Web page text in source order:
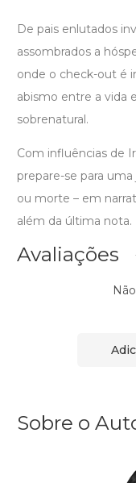
De pais enlutados
assombrados a
onde o check-out é
abismo entre a vida
sobrenatural.
Com influências de
prepare-se para
ou morte – em
além da última nota.
Avaliações
Sobre o